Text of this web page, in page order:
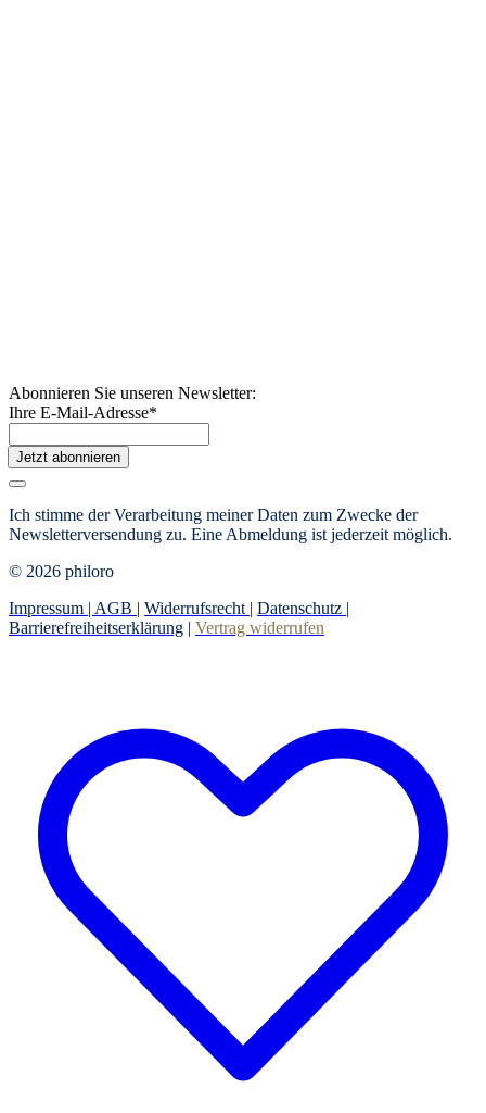
Abonnieren Sie unseren Newsletter:
Ihre E-Mail-Adresse*
Jetzt abonnieren
Ich stimme der Verarbeitung meiner Daten zum Zwecke der
Newsletterversendung zu. Eine Abmeldung ist jederzeit möglich.
© 2026 philoro
Impressum | AGB | Widerrufsrecht | Datenschutz |
Barrierefreiheitserklärung | Vertrag widerrufen